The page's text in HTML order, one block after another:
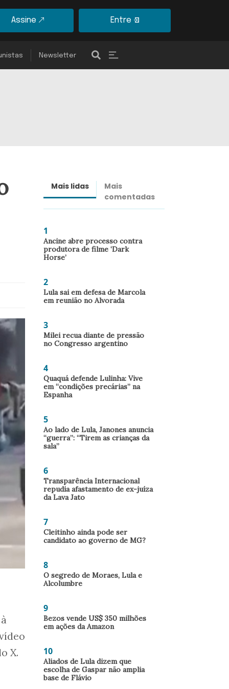
Assine Entre
Newsletter
X.
Mais lidas
Mais
comentadas
1
Ancine abre processo contra
produtora de filme ‘Dark
Horse’
2
Lula sai em defesa de Marcola
em reunião no Alvorada
3
Milei recua diante de pressão
no Congresso argentino
4
Quaquá defende Lulinha: Vive
em “condições precárias” na
Espanha
5
Ao lado de Lula, Janones anuncia
“guerra”: “Tirem as crianças da
sala”
6
Transparência Internacional
repudia afastamento de ex-juíza
da Lava Jato
7
Cleitinho ainda pode ser
candidato ao governo de MG?
8
O segredo de Moraes, Lula e
Alcolumbre
9
Bezos vende US$ 350 milhões
em ações da Amazon
10
Aliados de Lula dizem que
escolha de Gaspar não amplia
base de Flávio